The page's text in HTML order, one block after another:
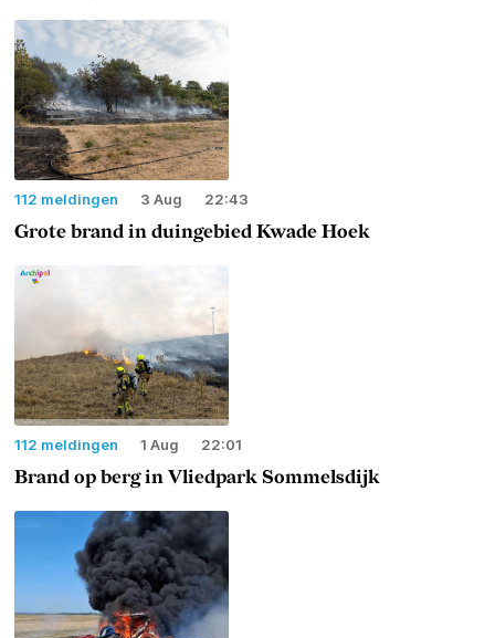
112 meldingen 3 Aug 22:43
Grote brand in duingebied Kwade Hoek
112 meldingen 1 Aug 22:01
Brand op berg in Vliedpark Sommelsdijk